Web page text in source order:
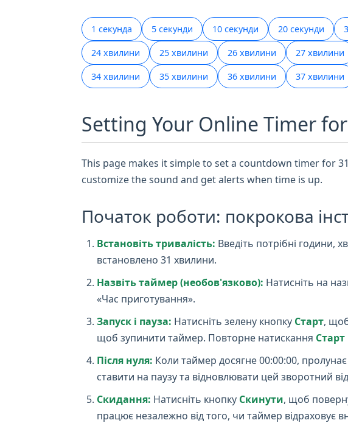
1 секунда 5 секунди 10 секунди 20 секунди
24 хвилини 25 хвилини 26 хвилини 27 хвилини
34 хвилини 35 хвилини 36 хвилини 37 хвилини
Setting Your Online Timer
This page makes it simple to set a countdown timer for
customize the sound and get alerts when time is up.
Початок роботи: покрокова
Встановіть тривалість: Введіть потрібні години,
встановлено 31 хвилини.
Назвіть таймер (необов'язково): Натисніть на
«Час приготування».
Запуск і пауза: Натисніть зелену кнопку Старт,
щоб зупинити таймер. Повторне натискання Старт
Після нуля: Коли таймер досягне 00:00:00,
ставити на паузу та відновлювати цей зворотний
Скидання: Натисніть кнопку Скинути, щоб
працює незалежно від того, чи таймер відраховує